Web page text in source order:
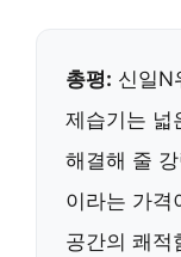
총평: 신일N
제습기는 넓
해결해 줄
이라는 가격
공간의 쾌적